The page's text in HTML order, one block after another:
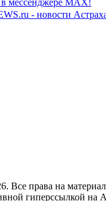
- новости
Все права на
гиперссылкой на